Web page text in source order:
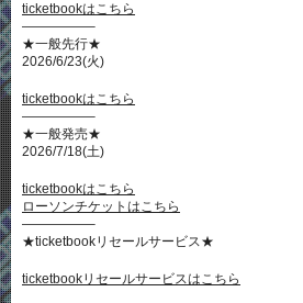
ticketbookはこちら
—————–
★一般先行★
2026/6/23(火)
ticketbookはこちら
—————–
★一般発売★
2026/7/18(土)
ticketbookはこちら
ローソンチケットはこちら
—————–
★ticketbookリセールサービス★
ticketbookリセールサービスはこちら